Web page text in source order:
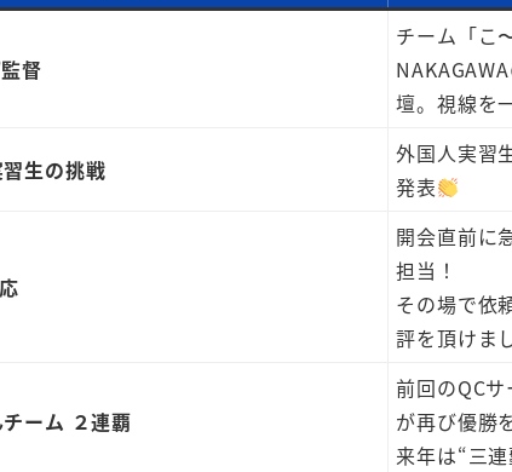
督
チーム「こ
壇。視線を
生の挑戦
外国人実習
発表
開会直前に
担当！
その場で依
評を頂けま
ーム ２連覇
前回のQC
が再び優勝
来年は“三